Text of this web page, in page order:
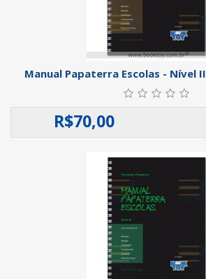
Manual Papaterra Escolas - Nível II
R$70,00